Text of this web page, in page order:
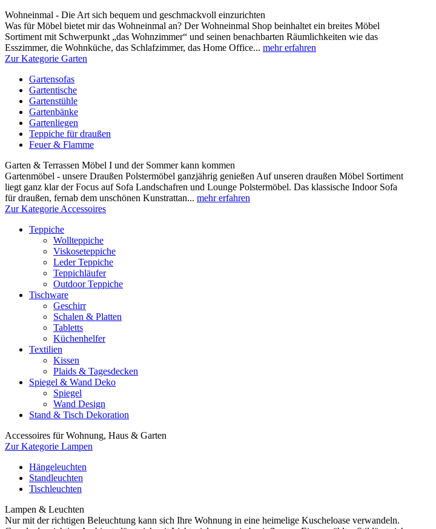
Wohneinmal - Die Art sich bequem und geschmackvoll einzurichten
Was für Möbel bietet mir das Wohneinmal an? Der Wohneinmal Shop beinhaltet ein breites Möbel
Sortiment mit Schwerpunkt „das Wohnzimmer“ und seinen benachbarten Räumlichkeiten wie das
Esszimmer, die Wohnküche, das Schlafzimmer, das Home Office... mehr erfahren
Zur Kategorie Garten
Gartensofas
Gartentische
Gartenstühle
Gartenbänke
Gartenliegen
Teppiche für draußen
Feuer & Flamme
Garten & Terrassen Möbel I und der Sommer kann kommen
Gartenmöbel - unsere Draußen Polstermöbel ganzjährig genießen Auf unseren draußen Möbel Sortiment
liegt ganz klar der Focus auf Sofa Landschafren und Lounge Polstermöbel. Das klassische Indoor Sofa
für draußen, fernab dem unschönen Kunstrattan... mehr erfahren
Zur Kategorie Accessoires
Teppiche
Wollteppiche
Viskoseteppiche
Leder Teppiche
Teppichläufer
Outdoor Teppiche
Tischware
Geschirr
Schalen & Platten
Tabletts
Küchenhelfer
Textilien
Kissen
Plaids & Tagesdecken
Spiegel & Wand Deko
Spiegel
Wand Design
Stand & Tisch Dekoration
Accessoires für Wohnung, Haus & Garten
Zur Kategorie Lampen
Hängeleuchten
Standleuchten
Tischleuchten
Lampen & Leuchten
Nur mit der richtigen Beleuchtung kann sich Ihre Wohnung in eine heimelige Kuscheloase verwandeln.